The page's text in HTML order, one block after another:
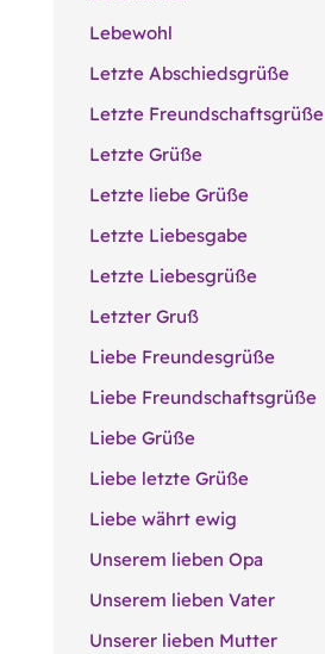
Lebewohl
Letzte Abschiedsgrüße
Letzte Freundschaftsgrüße
Letzte Grüße
Letzte liebe Grüße
Letzte Liebesgabe
Letzte Liebesgrüße
Letzter Gruß
Liebe Freundesgrüße
Liebe Freundschaftsgrüße
Liebe Grüße
Liebe letzte Grüße
Liebe währt ewig
Unserem lieben Opa
Unserem lieben Vater
Unserer lieben Mutter